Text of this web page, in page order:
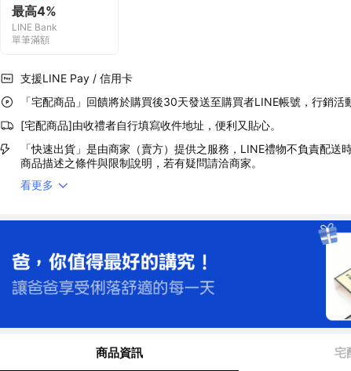
最高4%
LINE Bank
單筆滿額
支援LINE Pay / 信用卡
「宅配商品」回饋將於購買後30天發送至購買者LINE帳號，行銷活
[宅配商品]由收禮者自行填寫收件地址，便利又貼心。
「快速出貨」是由商家（賣方）提供之服務，LINE禮物不負責配送
商品描述之條件與限制說明，若有疑問請洽商家。
看更多
商品資訊 宅